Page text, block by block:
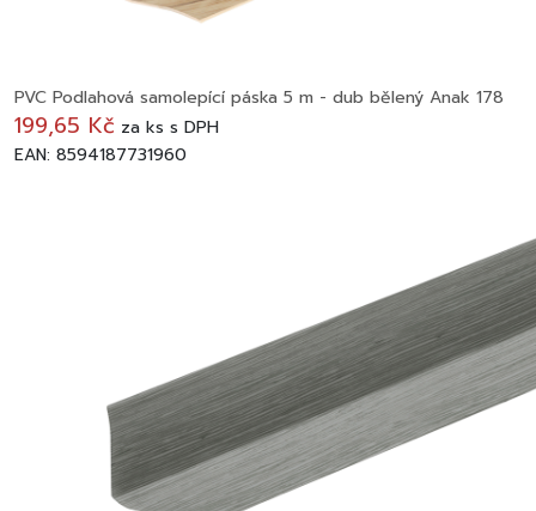
PVC Podlahová samolepící páska 5 m - dub bělený Anak 178
199,65 Kč za ks s DPH
EAN: 8594187731960